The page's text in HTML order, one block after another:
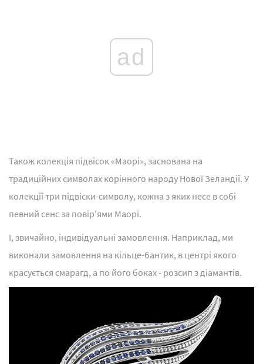
ad
Також колекція підвісок «Маорі», заснована на
традиційних символах корінного народу Нової Зеландії. У
колекції три підвіски-символу, кожна з яких несе в собі
певний сенс за повір'ями Маорі.
І, звичайно, індивідуальні замовлення. Наприклад, ми
виконали замовлення на кільце-бантик, в центрі якого
красується смарагд, а по його боках - розсип з діамантів.